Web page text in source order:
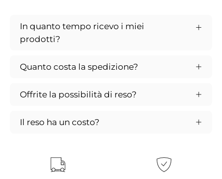
In quanto tempo ricevo i miei
prodotti?
Quanto costa la spedizione?
Offrite la possibilità di reso?
Il reso ha un costo?